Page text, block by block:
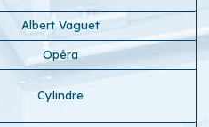
Albert Vaguet
Opéra
Cylindre